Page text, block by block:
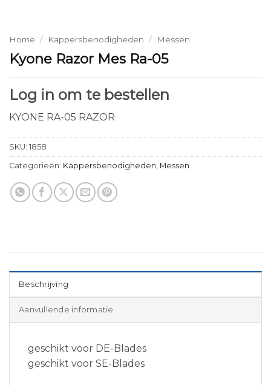
Home / Kappersbenodigheden / Messen
Kyone Razor Mes Ra-05
Log in om te bestellen
KYONE RA-05 RAZOR
SKU: 1858
Categorieën: Kappersbenodigheden Messen
Beschrijving
Aanvullende informatie
geschikt voor DE-Blades
geschikt voor SE-Blades